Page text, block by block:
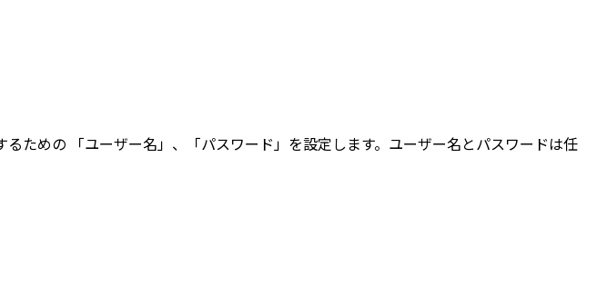
ための 「ユーザー名」、「パスワード」を設定します。ユーザー名とパスワードは任